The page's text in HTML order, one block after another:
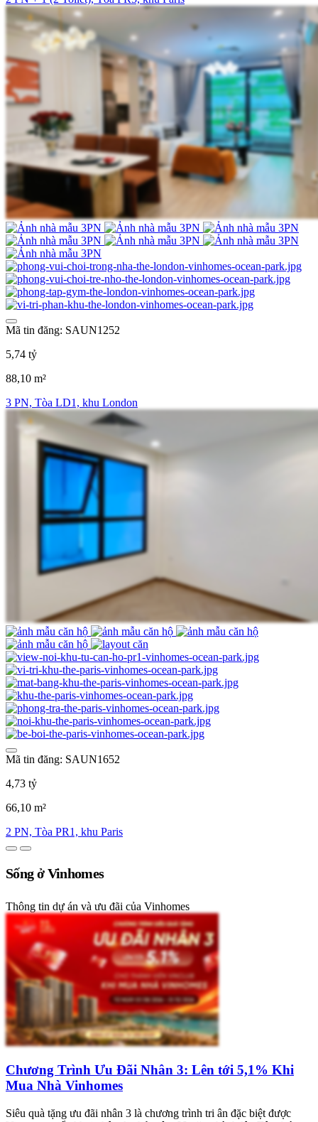
Mã tin đăng: SAUN1252
5,74 tỷ
88,10 m²
3 PN, Tòa LD1, khu London
Mã tin đăng: SAUN1652
4,73 tỷ
66,10 m²
2 PN, Tòa PR1, khu Paris
Sống ở Vinhomes
Thông tin dự án và ưu đãi của Vinhomes
Chương Trình Ưu Đãi Nhân 3: Lên tới 5,1% Khi
Mua Nhà Vinhomes
Siêu quà tặng ưu đãi nhân 3 là chương trình tri ân đặc biệt được